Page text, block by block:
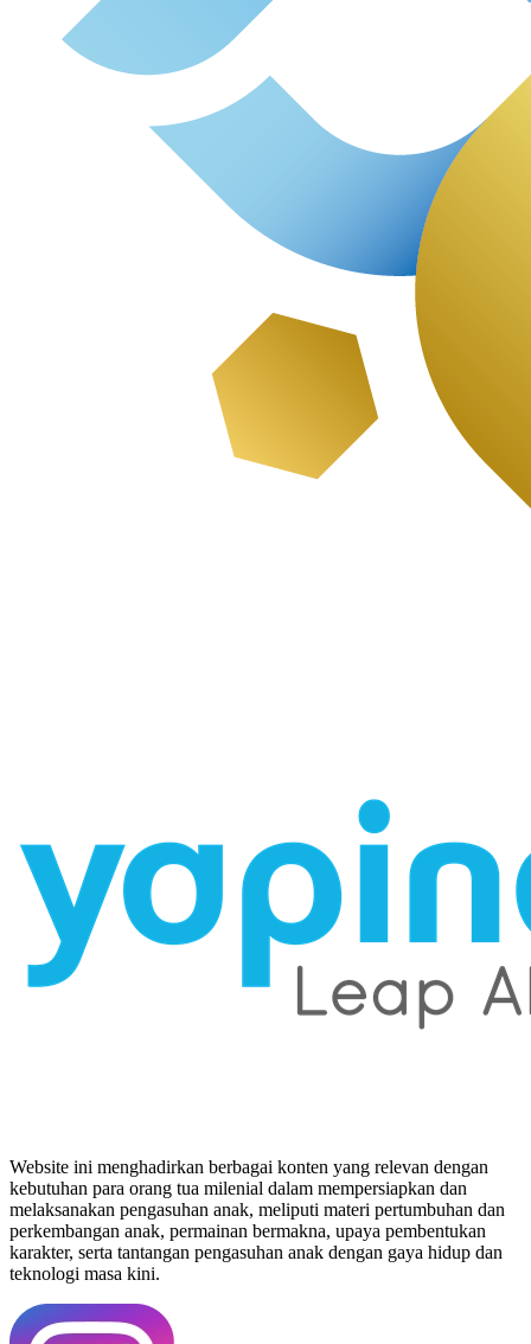
Website ini menghadirkan berbagai konten yang relevan dengan
kebutuhan para orang tua milenial dalam mempersiapkan dan
melaksanakan pengasuhan anak, meliputi materi pertumbuhan dan
perkembangan anak, permainan bermakna, upaya pembentukan
karakter, serta tantangan pengasuhan anak dengan gaya hidup dan
teknologi masa kini.